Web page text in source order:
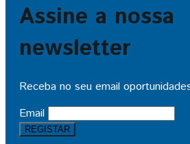
Assine a nossa
newsletter
Receba no seu email
Email